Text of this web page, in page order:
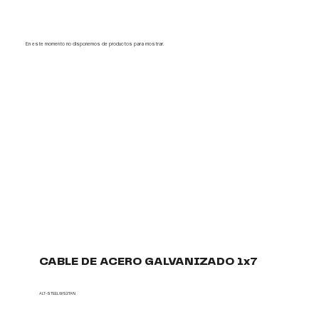
En este momento no disponemos de productos para mostrar.
CABLE DE ACERO GALVANIZADO 1x7
ALT-STEELWS2TAN